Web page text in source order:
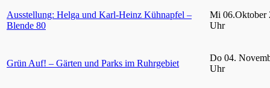
Ausstellung: Helga und Karl-Heinz Kühnapfel –
Blende 80
Mi 06.Oktober
Uhr
Grün Auf! – Gärten und Parks im Ruhrgebiet
Do 04.
Uhr